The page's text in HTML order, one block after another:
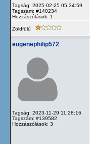
Tagság: 2025-02-25 05:34:59
Tagszám: #140234
Hozzászólások: 1
Zöldfülű
eugenephilip572
Tagság: 2023-11-29 11:28:16
Tagszám: #139582
Hozzászólások: 3